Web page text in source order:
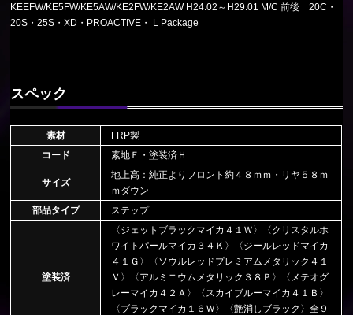
KEEFW/KE5FW/KE5AW/KE2FW/KE2AW H24.02～H29.01 M/C 前後 20C・
20S・25S・XD・PROACTIVE・ L Package
スペック
素材
FRP製
コード
素地Ｆ・塗装済Ｈ
サイズ
地上高：純正よりフロント約４８ｍｍ・リヤ５８ｍ
ｍダウン
部品タイプ
ステップ
塗装済
〈ジェットブラックマイカ４１Ｗ〉〈クリスタルホ
ワイトパールマイカ３４Ｋ〉〈ジールレッドマイカ
４１Ｇ〉〈ソウルレッドプレミアムメタリック４１
Ｖ〉〈アルミニウムメタリック３８Ｐ〉〈メテオグ
レーマイカ４２Ａ〉〈スカイブルーマイカ４１Ｂ〉
〈ブラックマイカ１６Ｗ〉〈艶消しブラック〉全９